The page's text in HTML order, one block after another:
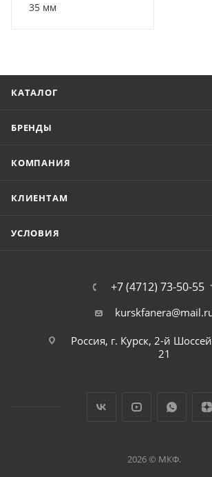
35 мм
КАТАЛОГ
БРЕНДЫ
КОМПАНИЯ
КЛИЕНТАМ
УСЛОВИЯ
+7 (4712) 73-50-55
Россия, г. Курск, 2-й
21
2026 © МКФ.